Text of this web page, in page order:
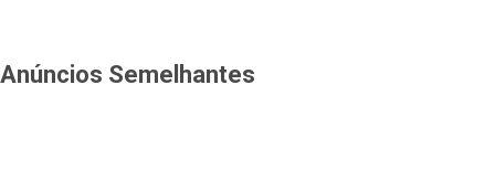
Anúncios Semelhantes